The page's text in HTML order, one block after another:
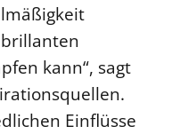
kann“, sagt
Einflüsse